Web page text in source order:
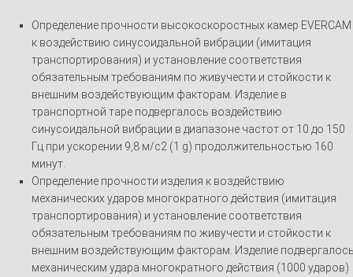
Определение прочности высокоскоростных камер EVERCAM
к воздействию синусоидальной вибрации (имитация
транспортирования) и установление соответствия
обязательным требованиям по живучести и стойкости к
внешним воздействующим факторам. Изделие в
транспортной таре подвергалось воздействию
синусоидальной вибрации в диапазоне частот от 10 до 150
Гц при ускорении 9,8 м/с2 (1 g) продолжительностью 160
минут.
Определение прочности изделия к воздействию
механических ударов многократного действия (имитация
транспортирования) и установление соответствия
обязательным требованиям по живучести и стойкости к
внешним воздействующим факторам. Изделие
механическим удара многократного действия (1000 ударов)